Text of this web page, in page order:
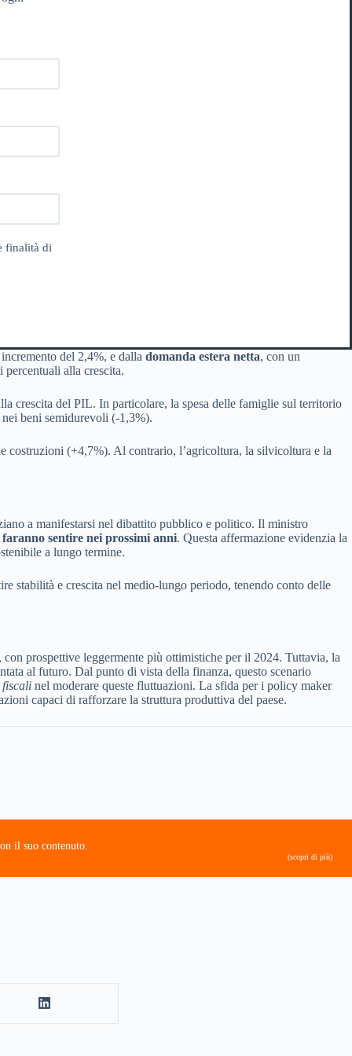
finalità di
del 2,4%, e dalla domanda estera netta, con un
alla crescita.
crescita del PIL. In particolare, la spesa delle famiglie sul territorio
beni semidurevoli (-1,3%).
costruzioni (+4,7%). Al contrario, l’agricoltura, la silvicoltura e la
a manifestarsi nel dibattito pubblico e politico. Il ministro
sentire nei prossimi anni. Questa affermazione evidenzia la
a lungo termine.
stabilità e crescita nel medio-lungo periodo, tenendo conto delle
con prospettive leggermente più ottimistiche per il 2024. Tuttavia, la
al futuro. Dal punto di vista della finanza, questo scenario
fiscali nel moderare queste fluttuazioni. La sfida per i policy maker
capaci di rafforzare la struttura produttiva del paese.
il suo contenuto.
(scopri di più)